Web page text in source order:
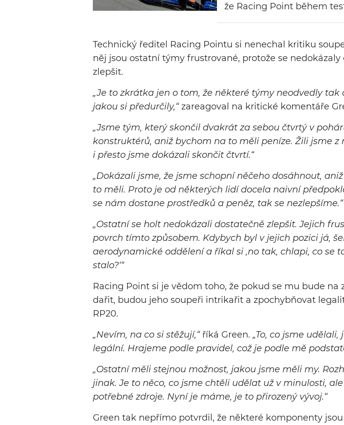
že Racing Point během
všechny své karty.
může klidně převzít pozici
vozu ze středu pole.
Technický ředitel Racing Pointu si nenechal kritiku
něj jsou ostatní týmy frustrované, protože se nedokázaly
zlepšit.
„Je to zkrátka jen o tom, že některé týmy neodvedly tak
jakou si předurčily,“zareagoval na kritické komentáře
„Jsme tým, který skončil dvakrát za sebou čtvrtý v
konstruktérů, aniž bychom na to měli peníze. Žili jsme z
i přesto jsme dokázali skončit čtvrtí.“
„Dokázali jsme, že jsme schopní něčeho dosáhnout,
to měli. Proto je od některých lidí docela naivní
se nám dostane prostředků a peněz, tak se nezlepšíme.“
„Ostatní se holt nedokázali dostatečně zlepšit. Jejich
povrch tímto způsobem. Kdybych byl v jejich pozici já,
aerodynamické oddělení a říkal si ‚no tak, chlapi, co se
stalo?‘“
Racing Point si je vědom toho, že pokud se mu bude na
dařit, budou jeho soupeři intrikařit a zpochybňovat
RP20.
„Nevím, na co si stěžují,“ říká Green. „To, co jsme udělali,
legální. Hrajeme podle pravidel, což je podle mě
„Ostatní měli stejnou možnost, jakou jsme měli my.
jinak. Je to něco, co jsme chtěli udělat už v minulosti,
potřebné zdroje. Nyní je máme, je to přirozený vývoj.“
Green tak nepřímo potvrdil, že některé komponenty